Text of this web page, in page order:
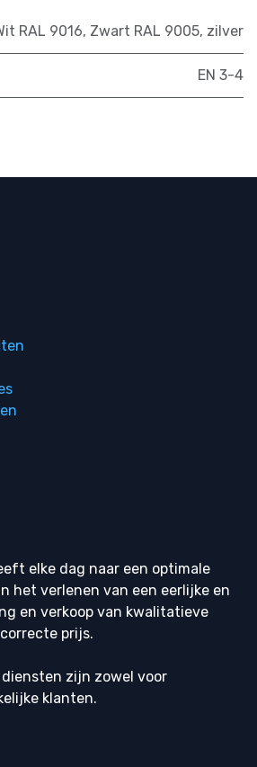
RAL 9016, Zwart RAL 9005, zilver
EN 3-4
elke dag naar een optimale
het verlenen van een eerlijke en
en verkoop van kwalitatieve
prijs.
zijn zowel voor
klanten.